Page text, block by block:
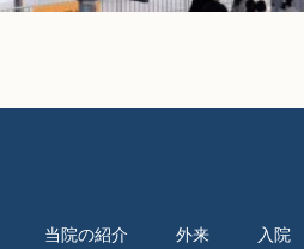
当院の紹介 外来 入院